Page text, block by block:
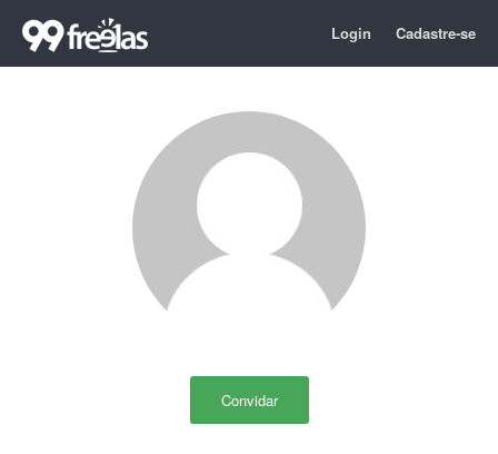
Login Cadastre-se
Convidar